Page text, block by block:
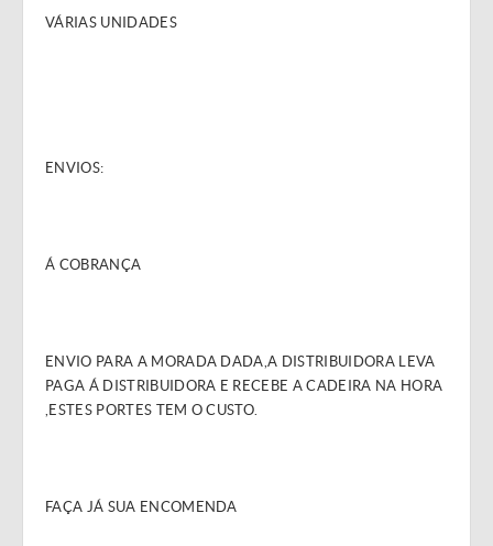
VÁRIAS UNIDADES
ENVIOS:
Á COBRANÇA
ENVIO PARA A MORADA DADA,A DISTRIBUIDORA LEVA
PAGA Á DISTRIBUIDORA E RECEBE A CADEIRA NA HORA
,ESTES PORTES TEM O CUSTO.
FAÇA JÁ SUA ENCOMENDA